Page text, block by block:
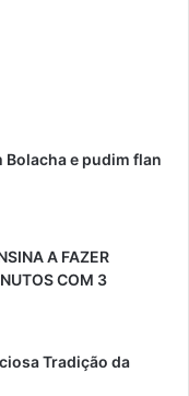
Bolacha e pudim flan
A FAZER
COM 3
Tradição da